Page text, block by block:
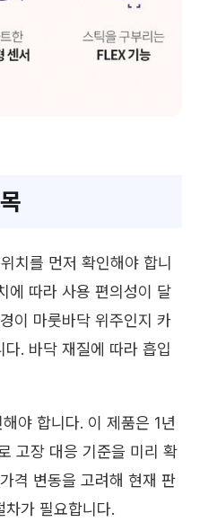
치를 먼저 확인해야 합니
에 따라 사용 편의성이 달
이 마룻바닥 위주인지 카
. 바닥 재질에 따라 흡입
야 합니다. 이 제품은 1년
고장 대응 기준을 미리 확
격 변동을 고려해 현재 판
가 필요합니다.